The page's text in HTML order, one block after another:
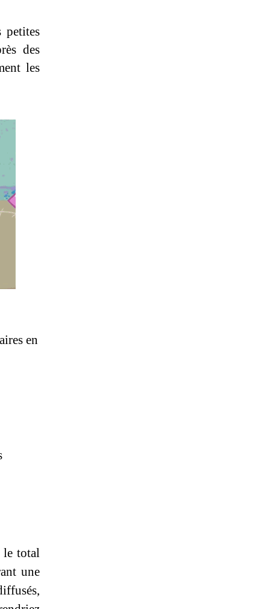
petites
des
les
en
le total
une